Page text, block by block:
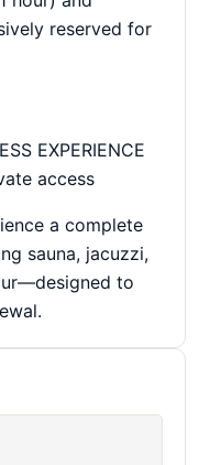
reserved for
EXPERIENCE
access
a complete
sauna, jacuzzi,
to